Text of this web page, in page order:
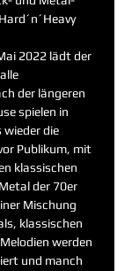
2022 lädt der
der längeren
spielen in
wieder die
Publikum, mit
klassischen
der 70er
Mischung
klassischen
werden
und manch